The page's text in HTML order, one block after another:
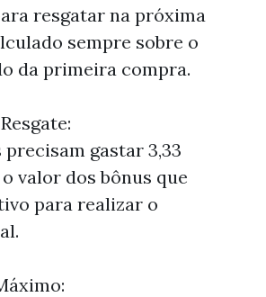
resgatar na próxima
sempre sobre o
da primeira compra.
gastar 3,33
valor dos bônus que
para realizar o